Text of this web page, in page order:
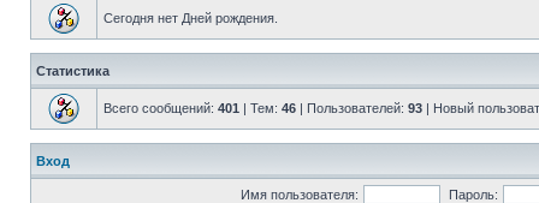
Сегодня нет Дней рождения.
Статистика
Всего сообщений: 401 | Тем: 46 | Пользователей: 93 | Новый
Вход
Имя пользователя: Пароль: